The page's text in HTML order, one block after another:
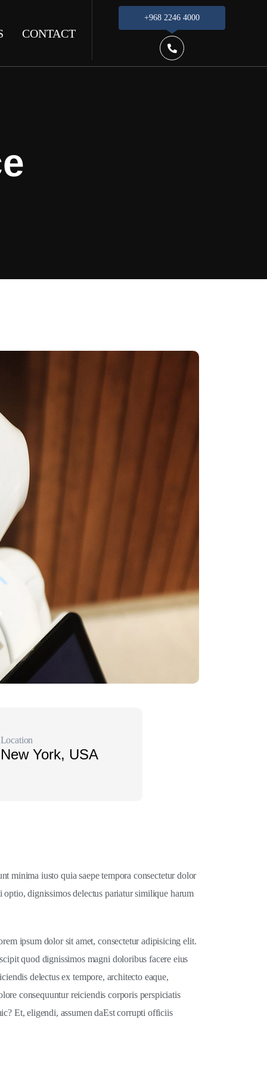
CONTACT
+968 2246 4000
Location
New York, USA
minima iusto quia saepe tempora consectetur dolor
dignissimos delectus pariatur similique harum
ipsum dolor sit amet, consectetur adipisicing elit.
quod dignissimos magni doloribus facere eius
delectus ex tempore, architecto eaque,
consequuntur reiciendis corporis perspiciatis
Et, eligendi, assumen daEst corrupti officiis